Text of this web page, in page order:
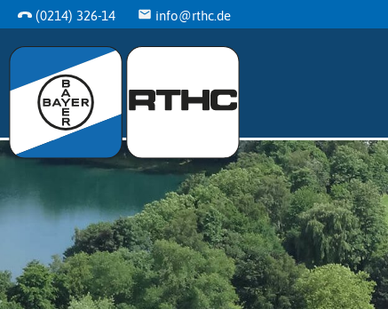
(0214) 326-14 info@rthc.de